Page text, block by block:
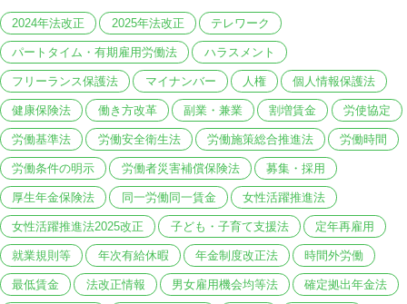
2024年法改正 2025年法改正 テレワーク
パートタイム・有期雇用労働法 ハラスメント
フリーランス保護法 マイナンバー 人権 個人情報保護法
健康保険法 働き方改革 副業・兼業 割増賃金 労使協定
労働基準法 労働安全衛生法 労働施策総合推進法 労働時間
労働条件の明示 労働者災害補償保険法 募集・採用
厚生年金保険法 同一労働同一賃金 女性活躍推進法
女性活躍推進法2025改正 子ども・子育て支援法 定年再雇用
就業規則等 年次有給休暇 年金制度改正法 時間外労働
最低賃金 法改正情報 男女雇用機会均等法 確定拠出年金法